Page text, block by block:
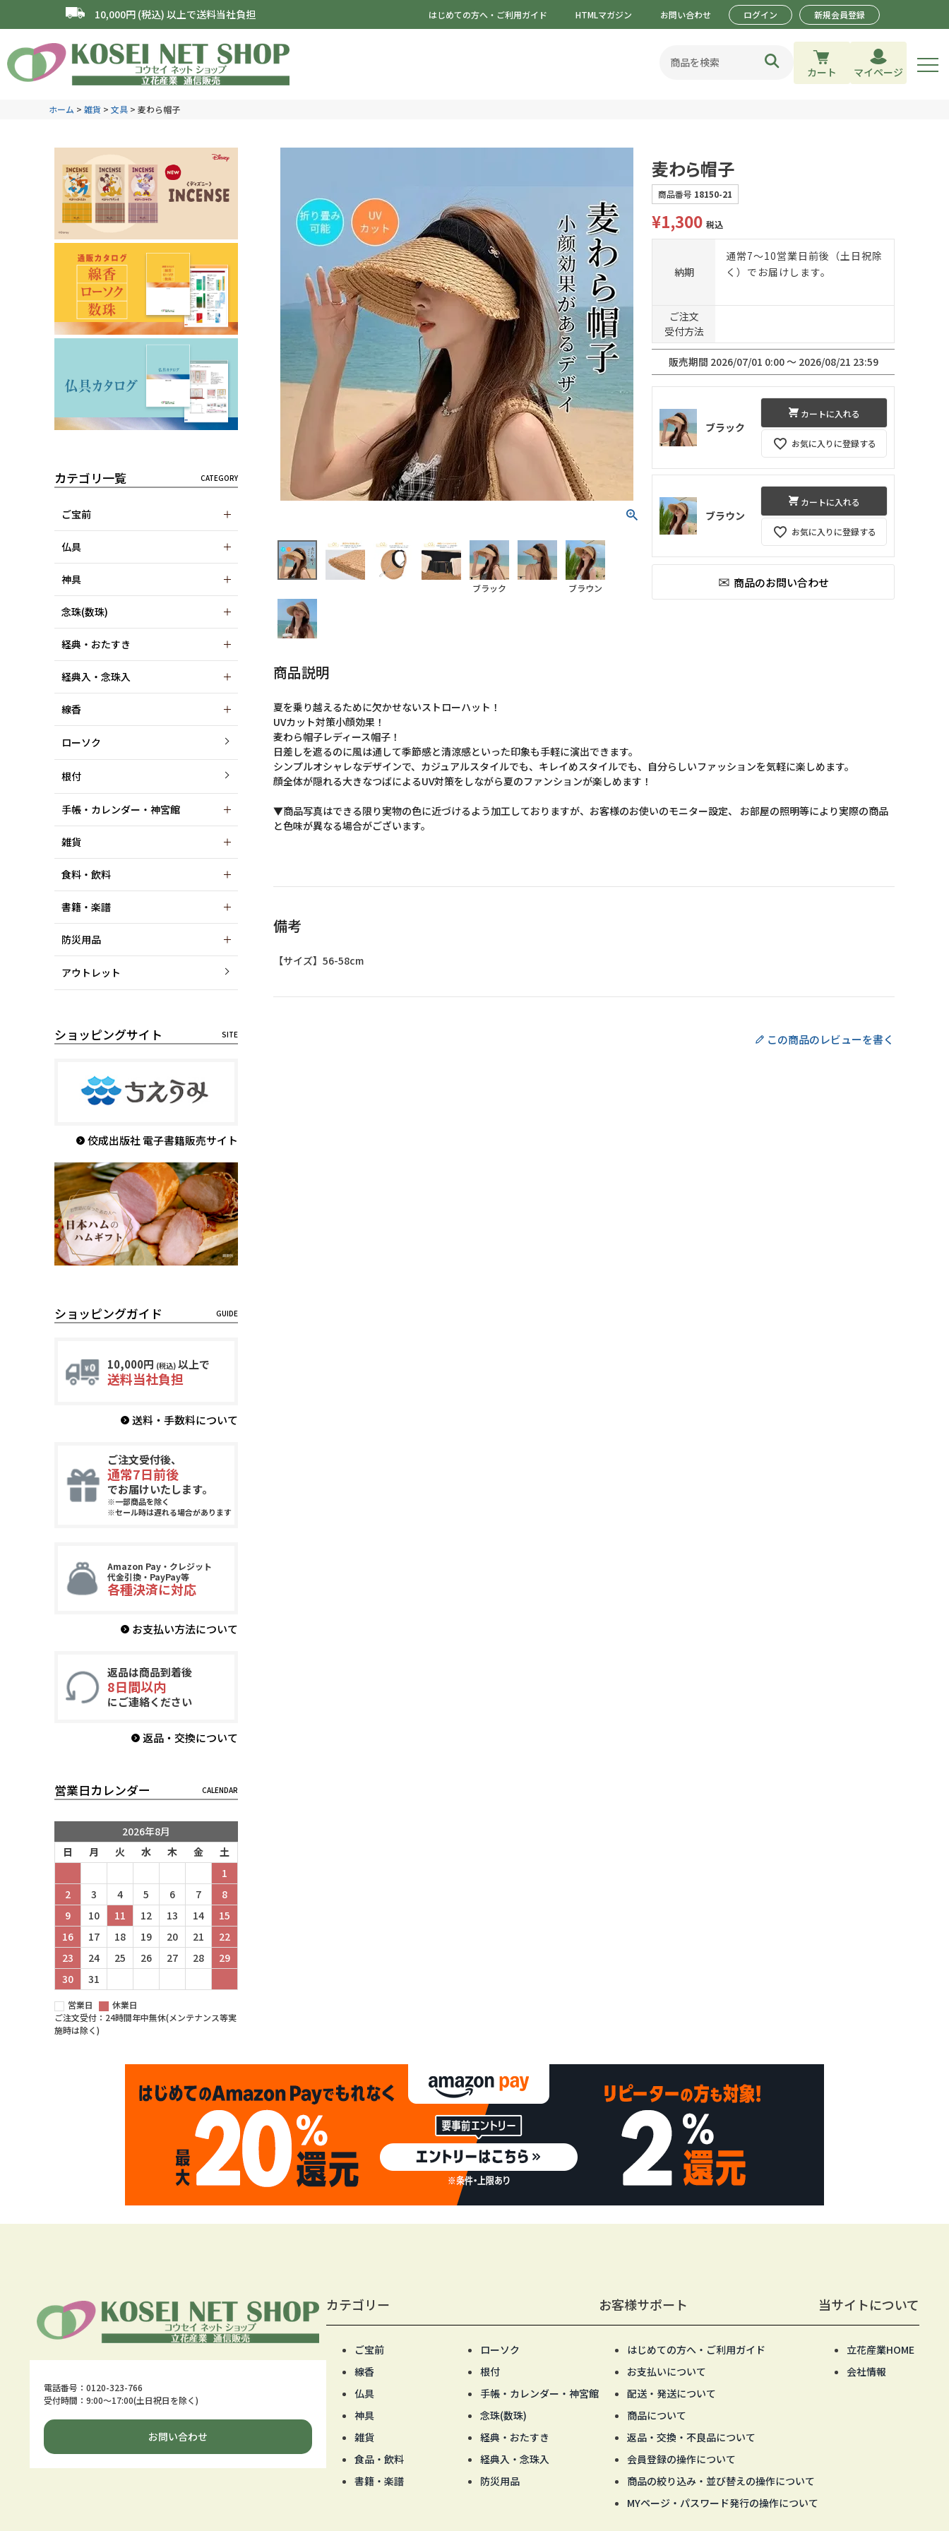
10,000円 (税込) 以上で送料当社負担 はじめての方へ・ご利用ガイド HTMLマガジン お問い合わせ ログイン 新規会員登録
カート マイページ
ホーム 雑貨 文具 麦わら帽子
カテゴリ一覧
ご宝前
仏具
神具
念珠(数珠)
経典・おたすき
経典入・念珠入
線香
ローソク
根付
手帳・カレンダー・神宮館
雑貨
食料・飲料
書籍・楽譜
防災用品
アウトレット
ショッピングサイト
佼成出版社 電子書籍販売サイト
ショッピングガイド
10,000円 (税込) 以上で
送料当社負担
送料・手数料について
ご注文受付後、
通常7日前後
でお届けいたします。
※一部商品を除く
※セール時は遅れる場合があります
Amazon Pay・クレジット
代金引換・PayPay等
各種決済に対応
お支払い方法について
返品は商品到着後
8日間以内
にご連絡ください
返品・交換について
営業日カレンダー
2026年8月
日
月 火 水 木 金
土
1
2
3 4 5 6 7
8
9
10 11 12 13 14
15
16
17 18 19 20 21
22
23
24 25 26 27 28
29
30
31
営業日
休業日
ご注文受付：24時間年中無休(メンテナンス等実
施時は除く)
ブラック ブラウン
麦わら帽子
商品番号 18150-21
¥1,300 税込
納期
通常7～10営業日前後（土日祝除
く）でお届けします。
ご注文
受付方法
販売期間 2026/07/01 0:00〜 2026/08/21 23:59
ブラック
お気に入りに登録する
カートに入れる
ブラウン
お気に入りに登録する
カートに入れる
商品説明
夏を乗り越えるために欠かせないストローハット！
UVカット対策小顔効果！
麦わら帽子レディース帽子！
日差しを遮るのに風は通して季節感と清涼感といった印象も手軽に演出できます。
シンプルオシャレなデザインで、カジュアルスタイルでも、キレイめスタイルでも、自分らしいファッションを気軽に楽しめます。
顔全体が隠れる大きなつばによるUV対策をしながら夏のファンションが楽しめます！
▼商品写真はできる限り実物の色に近づけるよう加工しておりますが、お客様のお使いのモニター設定、 お部屋の照明等により実際の商品
と色味が異なる場合がございます。
備考
【サイズ】56-58cm
電話番号：0120-323-766
受付時間：9:00～17:00(土日祝日を除く)
お問い合わせ
カテゴリー
ご宝前
ローソク
線香
根付
仏具
手帳・カレンダー・神宮館
神具
念珠(数珠)
雑貨
経典・おたすき
食品・飲料
経典入・念珠入
書籍・楽譜
防災用品
お客様サポート
はじめての方へ・ご利用ガイド
お支払いについて
配送・発送について
商品について
返品・交換・不良品について
会員登録の操作について
商品の絞り込み・並び替えの操作について
MYページ・パスワード発行の操作について
当サイトについて
立花産業HOME
会社情報